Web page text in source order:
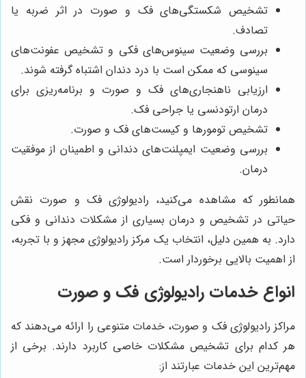
تشخیص شکستگی‌های فک و صورت در اثر ضربه یا
تصادف.
بررسی وضعیت سینوس‌های فکی و تشخیص عفونت‌های
سینوسی که ممکن است با درد دندان اشتباه گرفته شوند.
ارزیابی ناهنجاری‌های فک و صورت و برنامه‌ریزی برای
درمان ارتودنسی یا جراحی فک.
تشخیص تومورها و کیست‌های فک و صورت.
بررسی وضعیت ایمپلنت‌های دندانی و اطمینان از موفقیت
درمان.
همانطور که مشاهده می‌کنید، رادیولوژی فک و صورت نقش
حیاتی در تشخیص و درمان بسیاری از مشکلات دندانی و فکی
دارد. به همین دلیل، انتخاب یک مرکز رادیولوژی مجهز و با تجربه،
از اهمیت بالایی برخوردار است.
انواع خدمات رادیولوژی فک و صورت
مراکز رادیولوژی فک و صورت، خدمات متنوعی را ارائه می‌دهند که
هر کدام برای تشخیص مشکلات خاصی کاربرد دارند. برخی از
مهم‌ترین این خدمات عبارتند از: